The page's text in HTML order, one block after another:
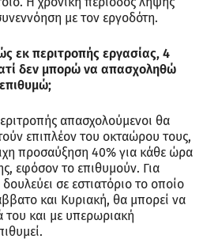
με τον εργοδότη.
εκ περιτροπής εργασίας, 4
δεν μπορώ να απασχοληθώ
απασχολούμενοι θα
επιπλέον του οκταώρου τους,
προσαύξηση 40% για κάθε ώρα
εφόσον το επιθυμούν. Για
σε εστιατόριο το οποίο
και Κυριακή, θα μπορεί να
του και με υπερωριακή